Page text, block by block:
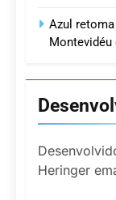
Azul
Montevidéu
Heringer